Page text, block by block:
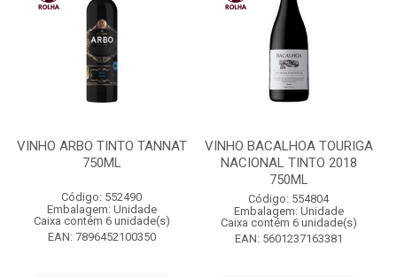
VINHO ARBO TINTO TANNAT
750ML
Código: 552490
Embalagem: Unidade
Caixa contém 6 unidade(s)
EAN: 7896452100350
VINHO BACALHOA TOURIGA
NACIONAL TINTO 2018
750ML
Código: 554804
Embalagem: Unidade
Caixa contém 6 unidade(s)
EAN: 5601237163381